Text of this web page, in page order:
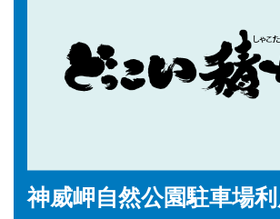
神威岬自然公園駐車場